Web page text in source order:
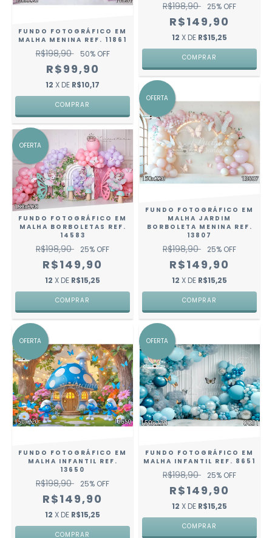
FUNDO FOTOGRÁFICO EM
MALHA MENINA REF. 11861
R$198,90 50% OFF
R$99,90
12 X DE R$10,17
COMPRAR
R$198,90 25% OFF
R$149,90
12 X DE R$15,25
COMPRAR
OFERTA
FUNDO FOTOGRÁFICO EM
MALHA BORBOLETAS REF.
14583
R$198,90 25% OFF
R$149,90
12 X DE R$15,25
COMPRAR
OFERTA
FUNDO FOTOGRÁFICO EM
MALHA JARDIM
BORBOLETA MENINA REF.
13807
R$198,90 25% OFF
R$149,90
12 X DE R$15,25
COMPRAR
OFERTA
FUNDO FOTOGRÁFICO EM
MALHA INFANTIL REF.
13650
R$198,90 25% OFF
R$149,90
12 X DE R$15,25
COMPRAR
OFERTA
FUNDO FOTOGRÁFICO EM
MALHA INFANTIL REF. 8651
R$198,90 25% OFF
R$149,90
12 X DE R$15,25
COMPRAR